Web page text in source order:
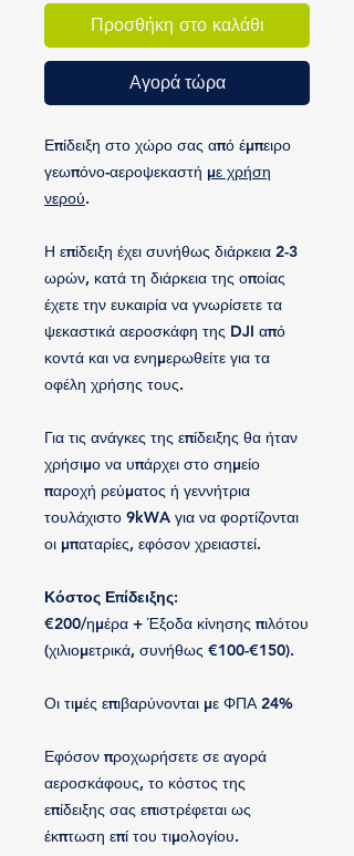
Προσθήκη στο καλάθι
Αγορά τώρα
Επίδειξη στο χώρο σας από έμπειρο
γεωπόνο-αεροψεκαστή με χρήση
νερού.
Η επίδειξη έχει συνήθως διάρκεια 2-3
ωρών, κατά τη διάρκεια της οποίας
έχετε την ευκαιρία να γνωρίσετε τα
ψεκαστικά αεροσκάφη της DJI από
κοντά και να ενημερωθείτε για τα
οφέλη χρήσης τους.
Για τις ανάγκες της επίδειξης θα ήταν
χρήσιμο να υπάρχει στο σημείο
παροχή ρεύματος ή γεννήτρια
τουλάχιστο 9kWA για να φορτίζονται
οι μπαταρίες, εφόσον χρειαστεί.
Κόστος Επίδειξης:
€200/ημέρα + Έξοδα κίνησης πιλότου
(χιλιομετρικά, συνήθως €100-€150).
Οι τιμές επιβαρύνονται με ΦΠΑ 24%
Εφόσον προχωρήσετε σε αγορά
αεροσκάφους, το κόστος της
επίδειξης σας επιστρέφεται ως
έκπτωση επί του τιμολογίου.